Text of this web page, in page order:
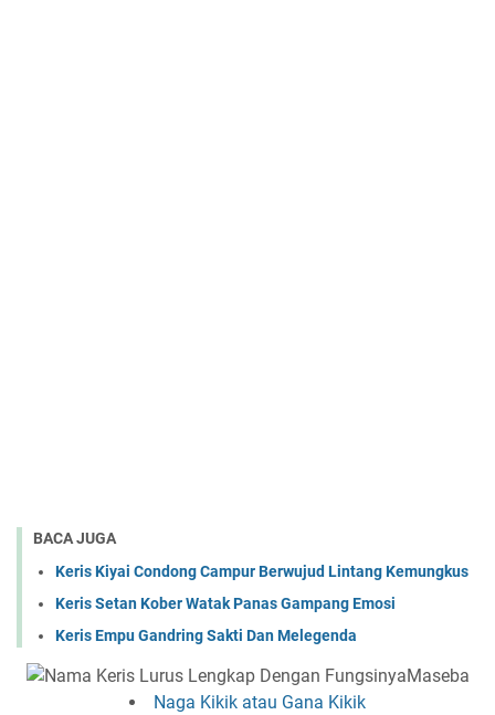
BACA JUGA
Keris Kiyai Condong Campur Berwujud Lintang Kemungkus
Keris Setan Kober Watak Panas Gampang Emosi
Keris Empu Gandring Sakti Dan Melegenda
Maseba
Naga Kikik atau Gana Kikik